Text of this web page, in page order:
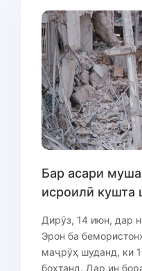
Бар асари
исроилӣ кушта
Дирӯз, 14 июн, дар
Эрон ба
маҷрӯҳ шуданд, ки
бохтанд. Дар ин